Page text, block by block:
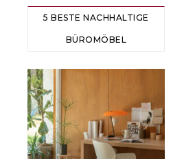
5 BESTE NACHHALTIGE
BÜROMÖBEL